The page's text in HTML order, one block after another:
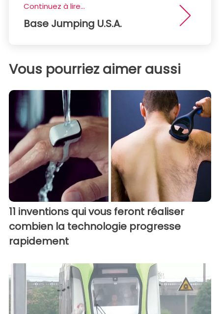
Continuez à lire...
Base Jumping U.S.A.
Vous pourriez aimer aussi
11 inventions qui vous feront réaliser
combien la technologie progresse
rapidement